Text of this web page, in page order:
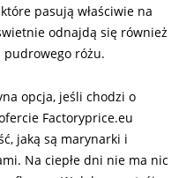
pasują właściwie na
odnajdą się również
różu.
opcja, jeśli chodzi o
Factoryprice.eu
jaką są marynarki i
Na ciepłe dni nie ma nic